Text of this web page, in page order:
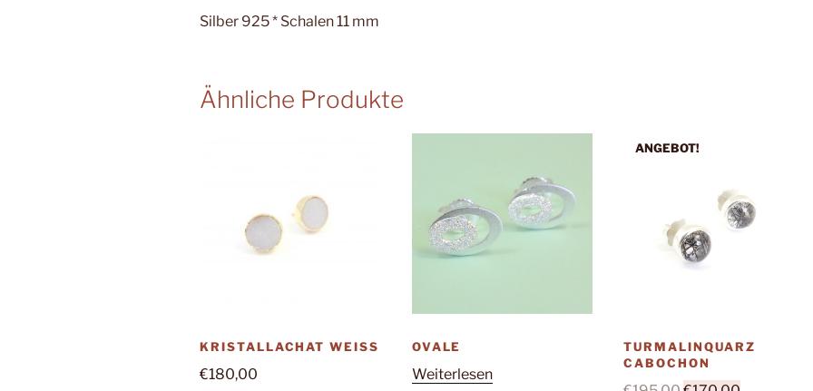
Silber 925 * Schalen 11 mm
Ähnliche Produkte
KRISTALLACHAT WEISS
€180,00
OVALE
Weiterlesen
ANGEBOT!
TURMALINQUARZ
CABOCHON